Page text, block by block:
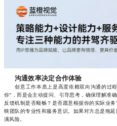
沟通效率决定合作体验
创意工作本质上是高度依赖双向沟通的过程
你”，而是会主动提问、引导思考，确保理解准
反馈机制是否顺畅？是否愿意根据你的实际业
映团队的专业性和服务意识。如果对方总是拖
满风险。